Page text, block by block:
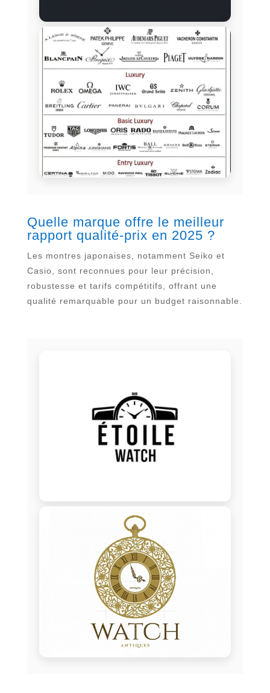
Quelle marque offre le meilleur
rapport qualité-prix en 2025 ?
Les montres japonaises, notamment Seiko et
Casio, sont reconnues pour leur précision,
robustesse et tarifs compétitifs, offrant une
qualité remarquable pour un budget raisonnable.